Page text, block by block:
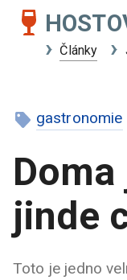
Články
gastronomie
jinde
Toto je jedno